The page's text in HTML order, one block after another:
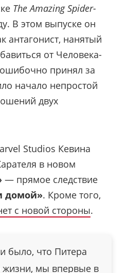
The Amazing Spider-
В этом выпуске он
антагонист, нанятый
от Человека-
принял за
начало непростой
двух
Studios Кевина
в новом
— прямое следствие
домой». Кроме того,
с новой стороны.
было, что Питера
жизни, мы впервые в